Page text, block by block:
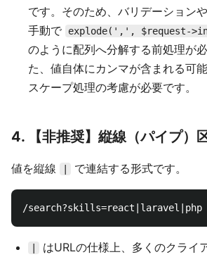
です。そのため、バリデーション
手動で
explode(',', $request-
のように配列へ分解する前処理が
た、値自体にカンマが含まれる可
スケープ処理の考慮が必要です。
4. 【非推奨】縦線（パイプ）
値を縦線 で連結する形式です。
はURLの仕様上、多くのクライ